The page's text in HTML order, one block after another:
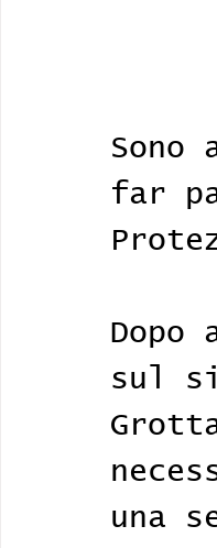
far
sul
una